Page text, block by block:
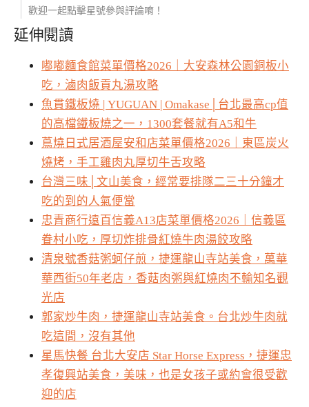
歡迎一起點擊星號參與評論唷！
延伸閱讀
嘟嘟麵食館菜單價格2026｜大安森林公園銅板小
吃，滷肉飯貢丸湯攻略
魚貫鐵板燒 | YUGUAN | Omakase│台北最高cp值
的高檔鐵板燒之一，1300套餐就有A5和牛
蔦燒日式居酒屋安和店菜單價格2026｜東區炭火
燒烤，手工雞肉丸厚切牛舌攻略
台灣三味│文山美食，經常要排隊二三十分鐘才
吃的到的人氣便當
忠青商行遠百信義A13店菜單價格2026｜信義區
眷村小吃，厚切炸排骨紅燒牛肉湯餃攻略
清泉號香菇粥蚵仔煎，捷運龍山寺站美食，萬華
華西街50年老店，香菇肉粥與紅燒肉不輸知名觀
光店
郭家炒牛肉，捷運龍山寺站美食。台北炒牛肉就
吃這間，沒有其他
星馬快餐 台北大安店 Star Horse Express，捷運忠
孝復興站美食，美味，也是女孩子或約會很受歡
迎的店